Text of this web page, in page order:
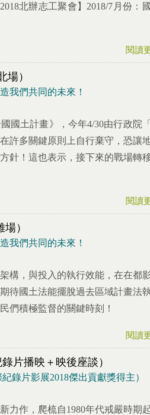
北辦志工聚會】2018/7月份：
閱讀
場）
我們共同的未來！
國土計畫》，今年4/30由行政院
許多關鍵原則上自行棄守，恐讓
針！這也表示，接下來的戰場轉
閱讀
）
我們共同的未來！
構，與投入的執行效能，在在都
待國土法能擺脫過去區域計畫法
們積極監督的關鍵時刻！
閱讀
片播映＋映後座談）
錄片影展2018傑出貢獻獎得主）
力作，爬梳自1980年代戒嚴時期起